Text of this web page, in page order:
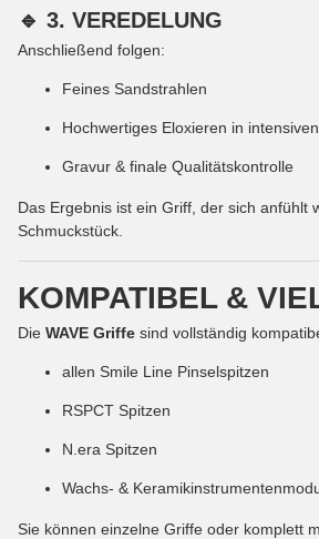
🔹 3. VEREDELUNG
Anschließend folgen:
Feines Sandstrahlen
Hochwertiges Eloxieren in
Gravur & finale Qualitätskontrolle
Das Ergebnis ist ein Griff, der sich anfühlt
Schmuckstück.
KOMPATIBEL &
Die WAVE Griffe sind vollständig
allen Smile Line Pinselspitzen
RSPCT Spitzen
N.era Spitzen
Wachs- &
Sie können einzelne Griffe oder komplett